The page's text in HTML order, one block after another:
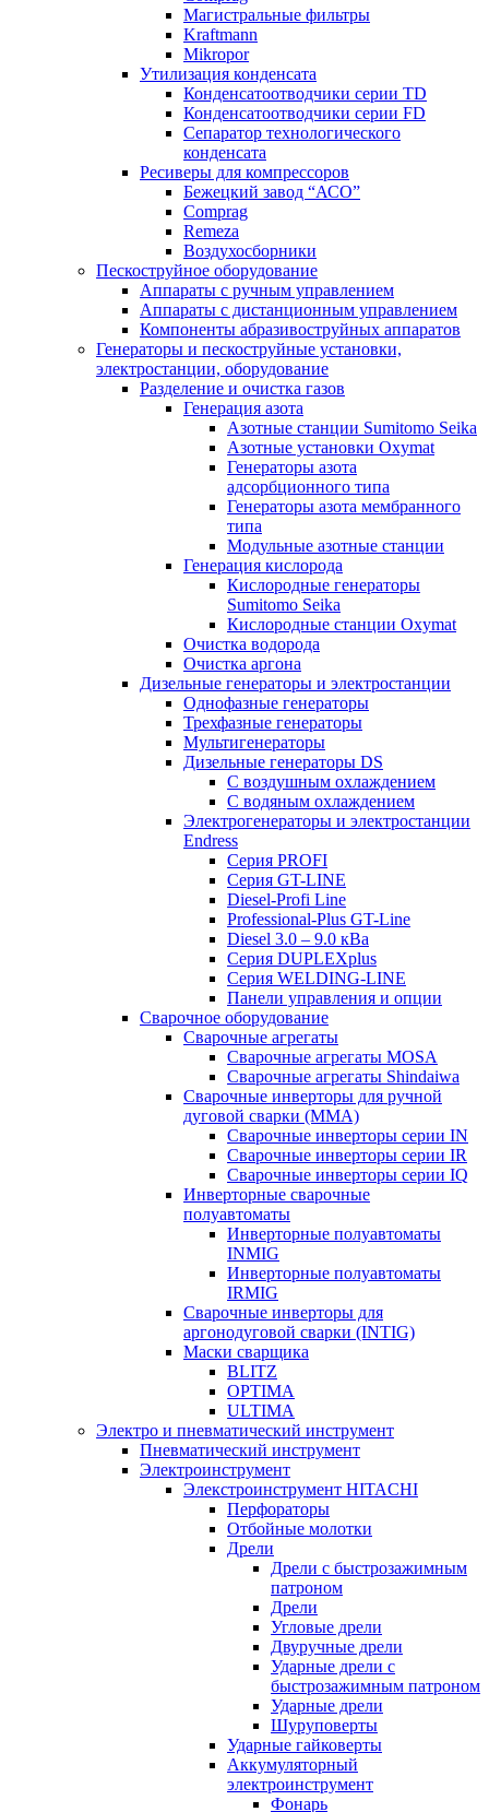
Магистральные фильтры
Kraftmann
Mikropor
Утилизация конденсата
Конденсатоотводчики серии TD
Конденсатоотводчики серии FD
Сепаратор технологического
конденсата
Ресиверы для компрессоров
Бежецкий завод “АСО”
Comprag
Remeza
Воздухосборники
Пескоструйное оборудование
Аппараты с ручным управлением
Аппараты с дистанционным управлением
Компоненты абразивоструйных аппаратов
Генераторы и пескоструйные установки,
электростанции, оборудование
Разделение и очистка газов
Генерация азота
Азотные станции Sumitomo Seika
Азотные установки Oxymat
Генераторы азота
адсорбционного типа
Генераторы азота мембранного
типа
Модульные азотные станции
Генерация кислорода
Кислородные генераторы
Sumitomo Seika
Кислородные станции Oxymat
Очистка водорода
Очистка аргона
Дизельные генераторы и электростанции
Однофазные генераторы
Трехфазные генераторы
Мультигенераторы
Дизельные генераторы DS
С воздушным охлаждением
С водяным охлаждением
Электрогенераторы и электростанции
Endress
Серия PROFI
Серия GT-LINE
Diesel-Profi Line
Professional-Plus GT-Line
Diesel 3.0 – 9.0 кВа
Серия DUPLEXplus
Серия WELDING-LINE
Панели управления и опции
Сварочное оборудование
Сварочные агрегаты
Сварочные агрегаты MOSA
Сварочные агрегаты Shindaiwa
Сварочные инверторы для ручной
дуговой сварки (MMA)
Сварочные инверторы серии IN
Сварочные инверторы серии IR
Сварочные инверторы серии IQ
Инверторные сварочные
полуавтоматы
Инверторные полуавтоматы
INMIG
Инверторные полуавтоматы
IRMIG
Сварочные инверторы для
аргонодуговой сварки (INTIG)
Маски сварщика
BLITZ
OPTIMA
ULTIMA
Электро и пневматический инструмент
Пневматический инструмент
Электроинструмент
Элекстроинструмент HITACHI
Перфораторы
Отбойные молотки
Дрели
Дрели с быстрозажимным
патроном
Дрели
Угловые дрели
Двуручные дрели
Ударные дрели с
быстрозажимным патроном
Ударные дрели
Шуруповерты
Ударные гайковерты
Аккумуляторный
электроинструмент
Фонарь